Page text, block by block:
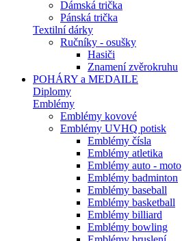
Dámská trička
Pánská trička
Textilní dárky
Ručníky - osušky
Hasiči
Znamení zvěrokruhu
POHÁRY a MEDAILE
Diplomy
Emblémy
Emblémy kovové
Emblémy UVHQ potisk
Emblémy čísla
Emblémy atletika
Emblémy auto - moto
Emblémy badminton
Emblémy baseball
Emblémy basketball
Emblémy billiard
Emblémy bowling